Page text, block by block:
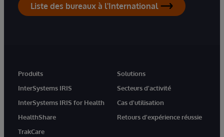
Liste des bureaux à l'International
Produits
InterSystems IRIS
InterSystems IRIS for Health
HealthShare
TrakCare
Solutions
Secteurs d'activité
Cas d'utilisation
Retours d'expérience réussie